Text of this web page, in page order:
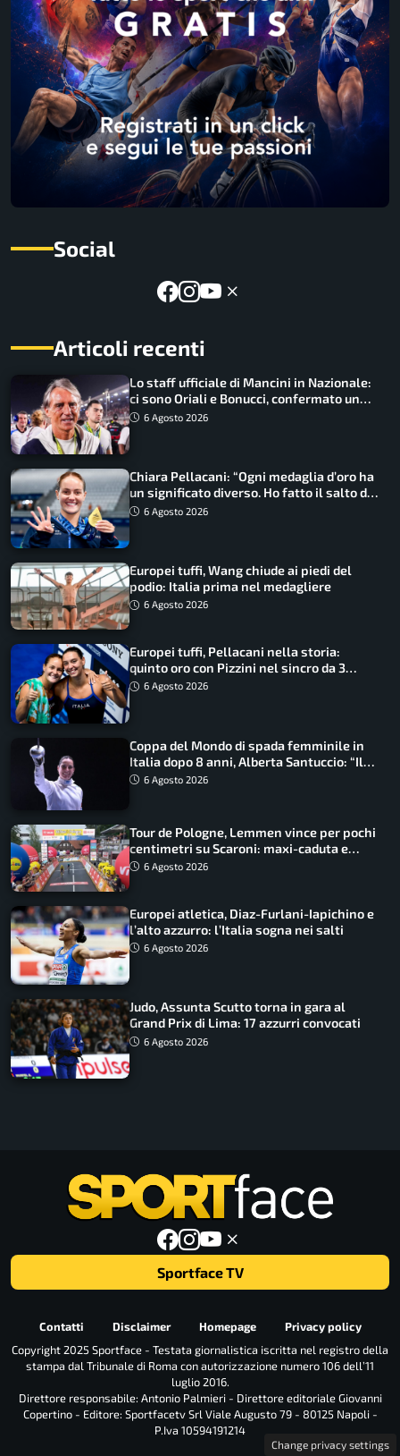
Social
Articoli recenti
Lo staff ufficiale di Mancini in Nazionale:
ci sono Oriali e Bonucci, confermato un
ritorno
6 Agosto 2026
Chiara Pellacani: “Ogni medaglia d’oro ha
un significato diverso. Ho fatto il salto di
qualità”
6 Agosto 2026
Europei tuffi, Wang chiude ai piedi del
podio: Italia prima nel medagliere
6 Agosto 2026
Europei tuffi, Pellacani nella storia:
quinto oro con Pizzini nel sincro da 3
metri
6 Agosto 2026
Coppa del Mondo di spada femminile in
Italia dopo 8 anni, Alberta Santuccio: “Il
lavoro dà sempre i suoi frutti”
6 Agosto 2026
Tour de Pologne, Lemmen vince per pochi
centimetri su Scaroni: maxi-caduta e
tappa accorciata
6 Agosto 2026
Europei atletica, Diaz-Furlani-Iapichino e
l’alto azzurro: l’Italia sogna nei salti
6 Agosto 2026
Judo, Assunta Scutto torna in gara al
Grand Prix di Lima: 17 azzurri convocati
6 Agosto 2026
Sportface TV
Contatti Disclaimer Homepage
Privacy policy
Copyright 2025 Sportface - Testata giornalistica iscritta nel registro della
stampa dal Tribunale di Roma con autorizzazione numero 106 dell’11
luglio 2016.
Direttore responsabile: Antonio Palmieri - Direttore editoriale Giovanni
Copertino - Editore: Sportfacetv Srl Viale Augusto 79 - 80125 Napoli -
P.Iva 10594191214
Change privacy settings